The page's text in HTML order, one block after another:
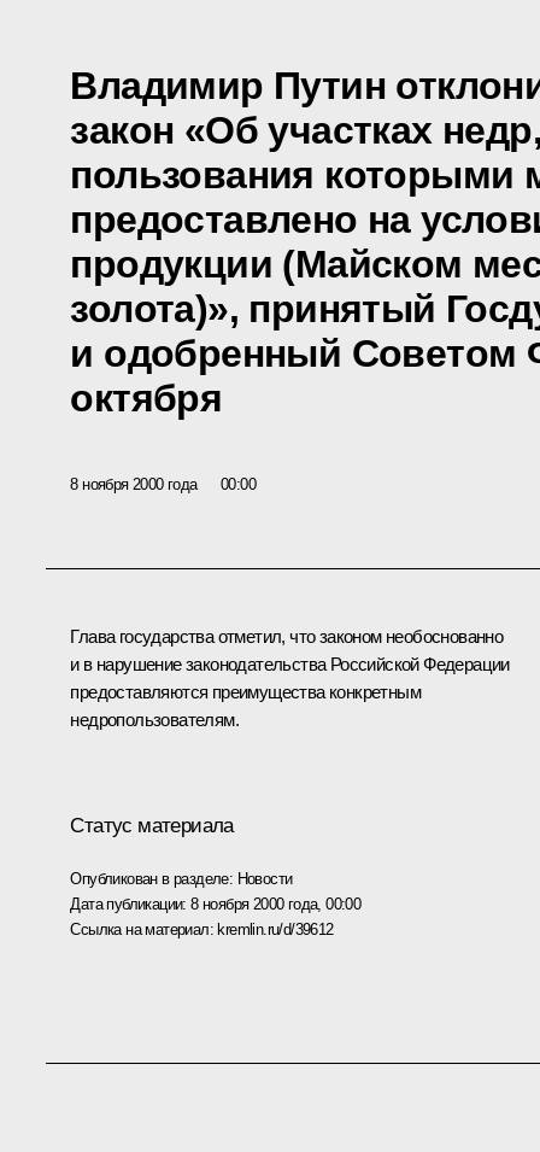
Владимир Путин
закон «Об участках
пользования которыми
предоставлено на
продукции (Майском
золота)», принятый
и одобренный Советом
октября
8 ноября 2000 года 00:00
Глава государства отметил, что законом необоснованно
и в нарушение законодательства Российской Федерации
предоставляются преимущества конкретным
недропользователям.
Статус материала
Опубликован в разделе: Новости
Дата публикации:8 ноября 2000 года, 00:00
Ссылка на материал:kremlin.ru/d/39612